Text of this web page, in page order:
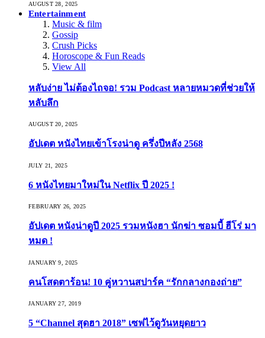
AUGUST 28, 2025
Entertainment
Music & film
Gossip
Crush Picks
Horoscope & Fun Reads
View All
หลับง่าย ไม่ต้องไถจอ! รวม Podcast หลายหมวดที่ช่วยให้
หลับลึก
AUGUST 20, 2025
อัปเดต หนังไทยเข้าโรงน่าดู ครึ่งปีหลัง 2568
JULY 21, 2025
6 หนังไทยมาใหม่ใน Netflix ปี 2025 !
FEBRUARY 26, 2025
อัปเดต หนังน่าดูปี 2025 รวมหนังฮา นักฆ่า ซอมบี้ ฮีโร่ มา
หมด !
JANUARY 9, 2025
คนโสดตาร้อน! 10 คู่หวานสปาร์ค “รักกลางกองถ่าย”
JANUARY 27, 2019
5 “Channel สุดฮา 2018” เซฟไว้ดูวันหยุดยาว